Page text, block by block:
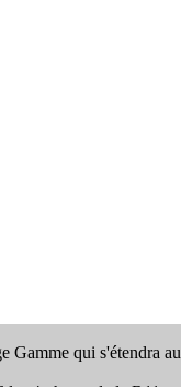
Gamme qui s'étendra